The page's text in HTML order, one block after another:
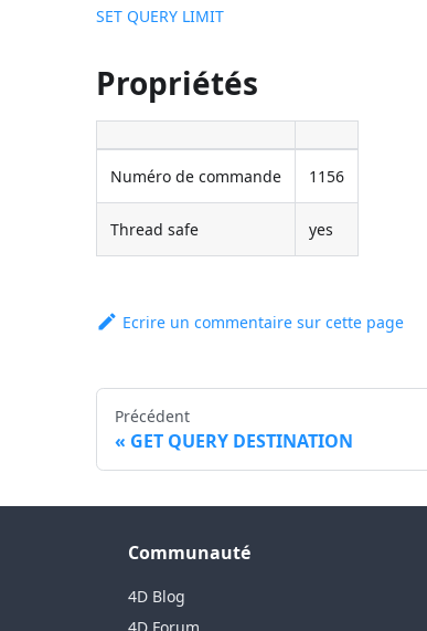
SET QUERY LIMIT
Propriétés
Numéro de commande 1156
Thread safe yes
Ecrire un commentaire sur cette page
Précédent
GET QUERY DESTINATION
Communauté
4D Blog